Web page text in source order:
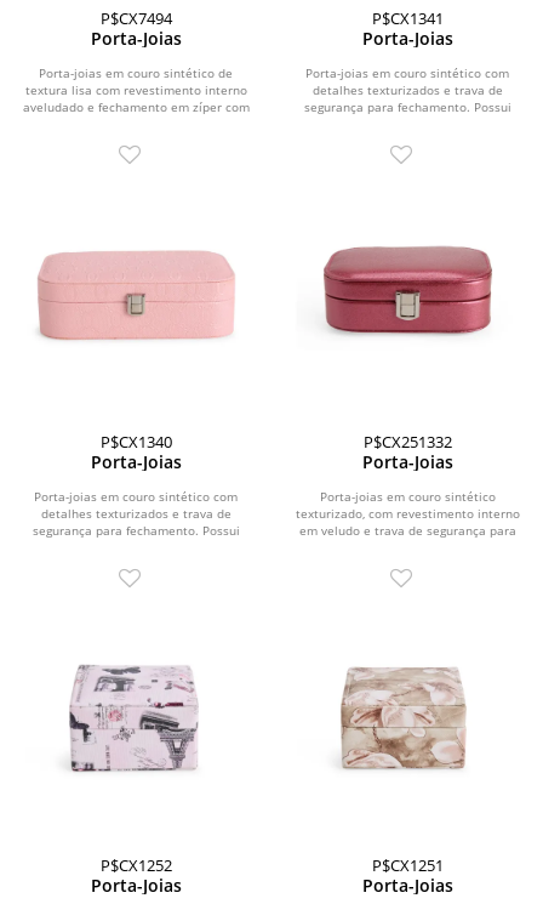
P$CX7494
Porta-Joias
Porta-joias em couro sintético de
textura lisa com revestimento interno
aveludado e fechamento em zíper com
P$CX1341
Porta-Joias
Porta-joias em couro sintético com
detalhes texturizados e trava de
segurança para fechamento. Possui
P$CX1340
Porta-Joias
Porta-joias em couro sintético com
detalhes texturizados e trava de
segurança para fechamento. Possui
P$CX251332
Porta-Joias
Porta-joias em couro sintético
texturizado, com revestimento interno
em veludo e trava de segurança para
P$CX1252
Porta-Joias
P$CX1251
Porta-Joias